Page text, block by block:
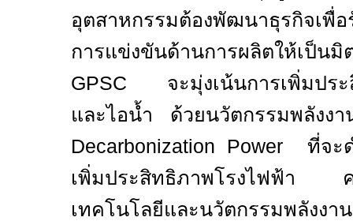
อุตสาหกรรมต้องพัฒนาธุรกิจเพื่
การแข่งขันด้านการผลิตให้เป็น
GPSC จะมุ่งเน้นการเพิ่มปร
และไอน้ำ ด้วยนวัตกรรมพลังง
Decarbonization Power ที่จะ
เพิ่มประสิทธิภาพโรงไฟฟ้า ค
เทคโนโลยีและนวัตกรรมพลัง